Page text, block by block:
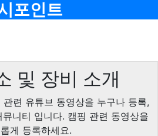
포인트
및 장비 소개
련 유튜브 동영상을 누구나 등록,
니티 입니다. 캠핑 관련 동영상을
게 등록하세요.